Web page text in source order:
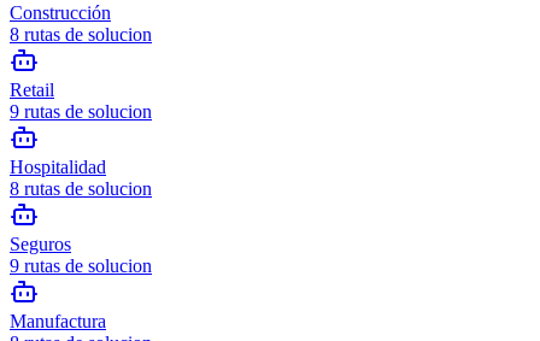
Construcción
8 rutas de solucion
Retail
9 rutas de solucion
Hospitalidad
8 rutas de solucion
Seguros
9 rutas de solucion
Manufactura